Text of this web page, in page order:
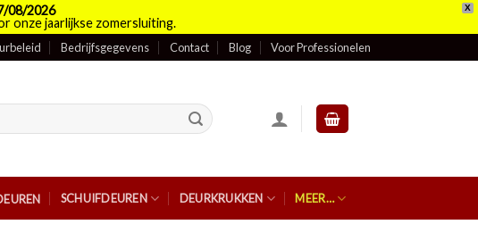
X
08/2026
onze jaarlijkse zomersluiting.
Bedrijfsgegevens Contact Blog Voor Professionelen
SCHUIFDEUREN DEURKRUKKEN MEER…